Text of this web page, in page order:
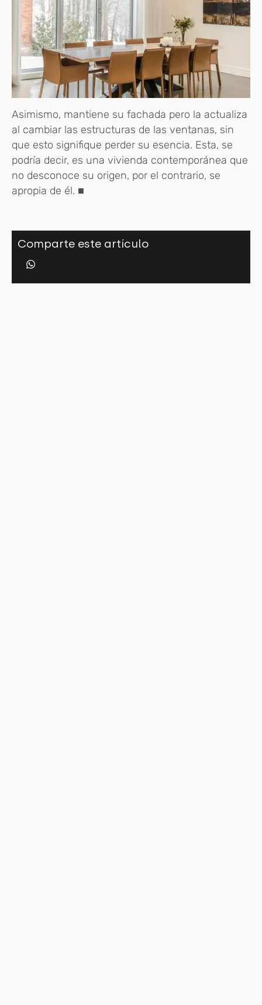
Asimismo, mantiene su fachada pero la actualiza
al cambiar las estructuras de las ventanas, sin
que esto signifique perder su esencia. Esta, se
podría decir, es una vivienda contemporánea que
no desconoce su origen, por el contrario, se
apropia de él. ■
Comparte este artículo